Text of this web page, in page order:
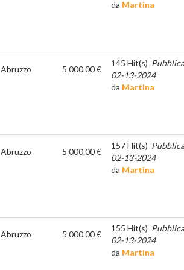
da Martina
Abruzzo 5 000.00 €
145 Hit(s)
02-13-2024
da Martina
Abruzzo 5 000.00 €
157 Hit(s)
02-13-2024
da Martina
Abruzzo 5 000.00 €
155 Hit(s)
02-13-2024
da Martina